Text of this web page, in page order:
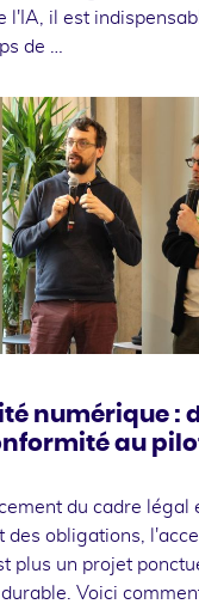
l'IA, il est
de …
numérique :
au
du cadre légal
des obligations,
plus un projet
Voici